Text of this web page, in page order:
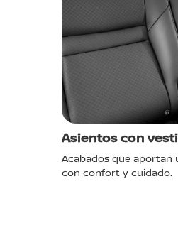
Asientos con
Acabados que aportan
con confort y cuidado.